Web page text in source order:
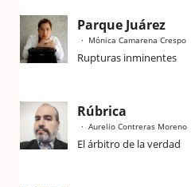
Parque Juárez
Mónica Camarena Crespo
Rupturas inminentes
Rúbrica
Aurelio Contreras Moreno
El árbitro de la verdad